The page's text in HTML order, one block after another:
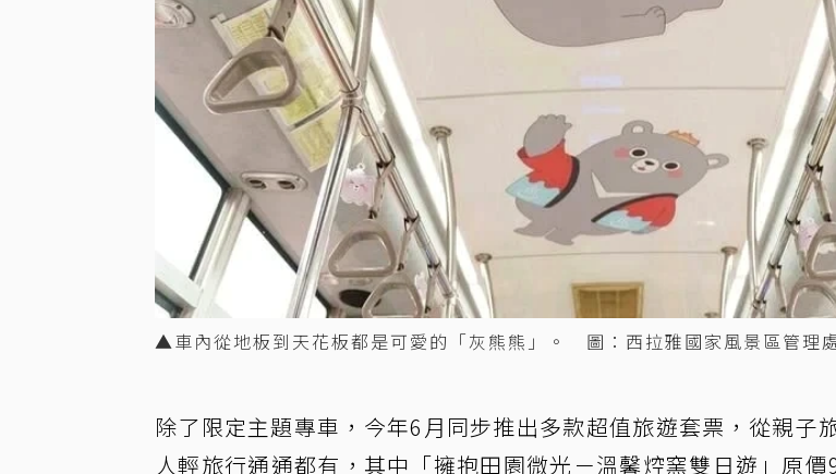
▲車內從地板到天花板都是可愛的「灰熊熊」。 圖：西拉雅國家風景區管理
除了限定主題專車，今年6月同步推出多款超值旅遊套票，從親子
人輕旅行通通都有，其中「擁抱田園微光－溫馨焢窯雙日遊」原